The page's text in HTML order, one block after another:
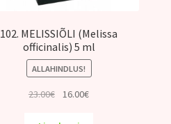
102. MELISSIÕLI (Melissa
officinalis) 5 ml
ALLAHINDLUS!
23.00€
Algne
16.00€Praegune